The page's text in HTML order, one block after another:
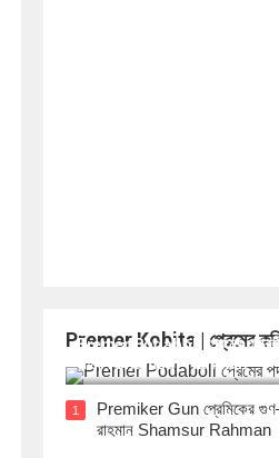
Premer Kobita | প্রেমের
Premer Podaboli প্রেমের
রাহমান Shamsur Rahman
1
Premiker Gun প্রেমিকের
রাহমান Shamsur Rahman